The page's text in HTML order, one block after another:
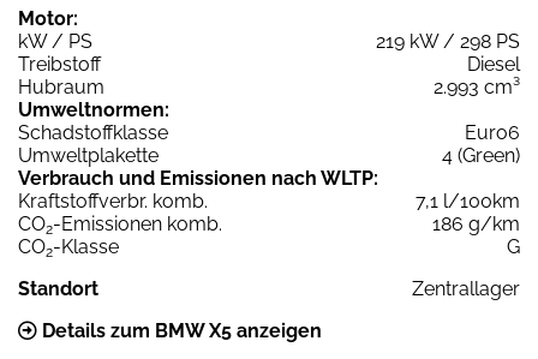
Motor:
kW / PS
219 kW / 298 PS
Treibstoff
Diesel
Hubraum
2.993 cm³
Umweltnormen:
Schadstoffklasse
Euro6
Umweltplakette
4 (Green)
Verbrauch und Emissionen nach WLTP:
Kraftstoffverbr. komb.
7,1 l/100km
CO2-Emissionen komb.
186 g/km
CO2-Klasse
G
Standort
Zentrallager
Details zum BMW X5 anzeigen